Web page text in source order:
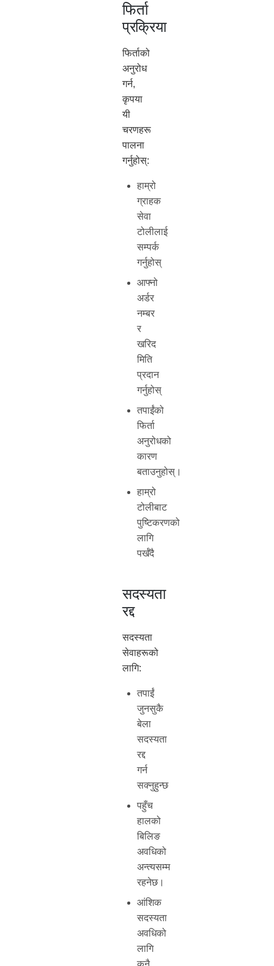
फिर्ता
प्रक्रिया
फिर्ताको
अनुरोध
गर्न,
कृपया
यी
चरणहरू
पालना
गर्नुहोस्:
हाम्रो
ग्राहक
सेवा
टोलीलाई
सम्पर्क
गर्नुहोस्
आफ्नो
अर्डर
नम्बर
र
खरिद
मिति
प्रदान
गर्नुहोस्
तपाईंको
फिर्ता
अनुरोधको
कारण
बताउनुहोस्।
हाम्रो
टोलीबाट
पुष्टिकरणको
लागि
पर्खँदै
सदस्यता
रद्द
सदस्यता
सेवाहरूको
लागि:
तपाईं
जुनसुकै
बेला
सदस्यता
रद्द
गर्न
सक्नुहुन्छ
पहुँच
हालको
बिलिङ
अवधिको
अन्त्यसम्म
रहनेछ।
आंशिक
सदस्यता
अवधिको
लागि
कुनै